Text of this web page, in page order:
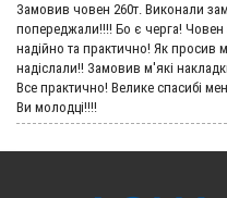
Замовив човен 260т. Виконали
попереджали!!!! Бо є черга!
надійно та практично! Як просив
надіслали!! Замовив м'які
Все практично! Велике спасибі
Ви молодці!!!!